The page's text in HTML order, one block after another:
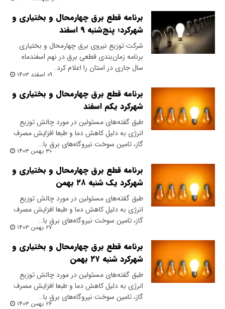
برنامه قطع برق چهارمحال و بختیاری و
شهرکرد؛ پنج‌شنبه ۹ اسفند
شرکت توزیع نیروی برق چهارمحال و بختیاری
برنامه زمان‌بندی قطعی برق در نهم اسفندماه
سال جاری در استان را اعلام کرد.
۰۹ اسفند ۱۴۰۳
برنامه قطع برق چهارمحال و بختیاری و
شهرکرد یکم اسفند
طبق گفته‌های مسئولین در مورد چالش توزیع
انرژی به دلیل کاهش دما و طبعا افزایش مصرف
گاز، تامین سوخت نیروگاه‌های برق با…
۳۰ بهمن ۱۴۰۳
برنامه قطع برق چهارمحال و بختیاری و
شهرکرد یک شنبه ۲۸ بهمن
طبق گفته‌های مسئولین در مورد چالش توزیع
انرژی به دلیل کاهش دما و طبعا افزایش مصرف
گاز، تامین سوخت نیروگاه‌های برق با…
۲۷ بهمن ۱۴۰۳
برنامه قطع برق چهارمحال و بختیاری و
شهرکرد شنبه ۲۷ بهمن
طبق گفته‌های مسئولین در مورد چالش توزیع
انرژی به دلیل کاهش دما و طبعا افزایش مصرف
گاز، تامین سوخت نیروگاه‌های برق با…
۲۶ بهمن ۱۴۰۳